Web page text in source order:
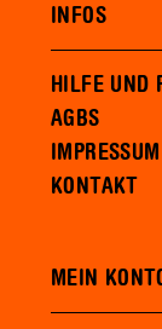
INFOS
HILFE UND
AGBS
KONTAKT
MEIN